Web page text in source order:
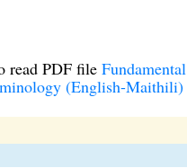
read PDF file Fundamental
(English-Maithili)